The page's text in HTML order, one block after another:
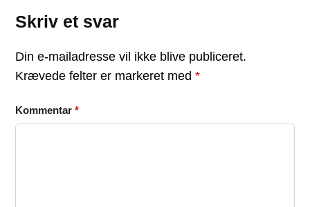
Skriv et svar
Din e-mailadresse vil ikke blive publiceret.
Krævede felter er markeret med *
Kommentar *